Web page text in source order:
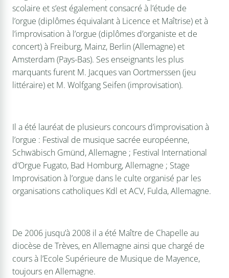
scolaire et s’est également consacré à l’étude de
l’orgue (diplômes équivalant à Licence et Maîtrise) et à
l’improvisation à l’orgue (diplômes d’organiste et de
concert) à Freiburg, Mainz, Berlin (Allemagne) et
Amsterdam (Pays-Bas). Ses enseignants les plus
marquants furent M. Jacques van Oortmerssen (jeu
littéraire) et M. Wolfgang Seifen (improvisation).
Il a été lauréat de plusieurs concours d’improvisation à
l’orgue : Festival de musique sacrée européenne,
Schwäbisch Gmünd, Allemagne ; Festival International
d’Orgue Fugato, Bad Homburg, Allemagne ; Stage
Improvisation à l’orgue dans le culte organisé par les
organisations catholiques Kdl et ACV, Fulda, Allemagne.
De 2006 jusqu’à 2008 il a été Maître de Chapelle au
diocèse de Trèves, en Allemagne ainsi que chargé de
cours à l’Ecole Supérieure de Musique de Mayence,
toujours en Allemagne.